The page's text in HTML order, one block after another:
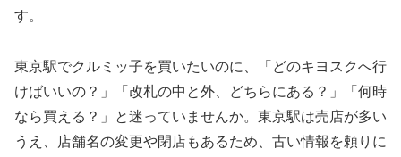
す。
東京駅でクルミッ子を買いたいのに、「どのキヨスクへ行
けばいいの？」「改札の中と外、どちらにある？」「何時
なら買える？」と迷っていませんか。東京駅は売店が多い
うえ、店舗名の変更や閉店もあるため、古い情報を頼りに